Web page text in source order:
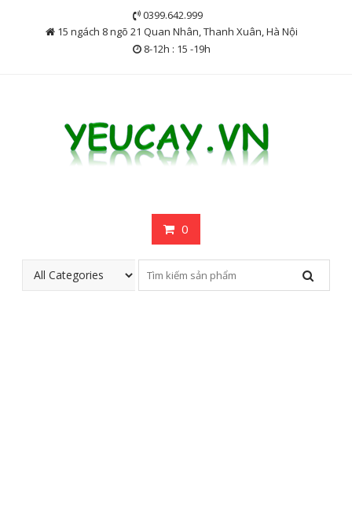
0399.642.999
15 ngách 8 ngõ 21 Quan Nhân, Thanh Xuân, Hà Nội
8-12h : 15 -19h
0